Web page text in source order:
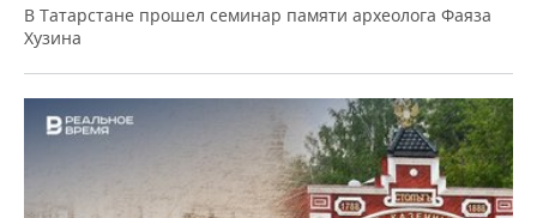
В Татарстане прошел семинар памяти археолога Фаяза
Хузина